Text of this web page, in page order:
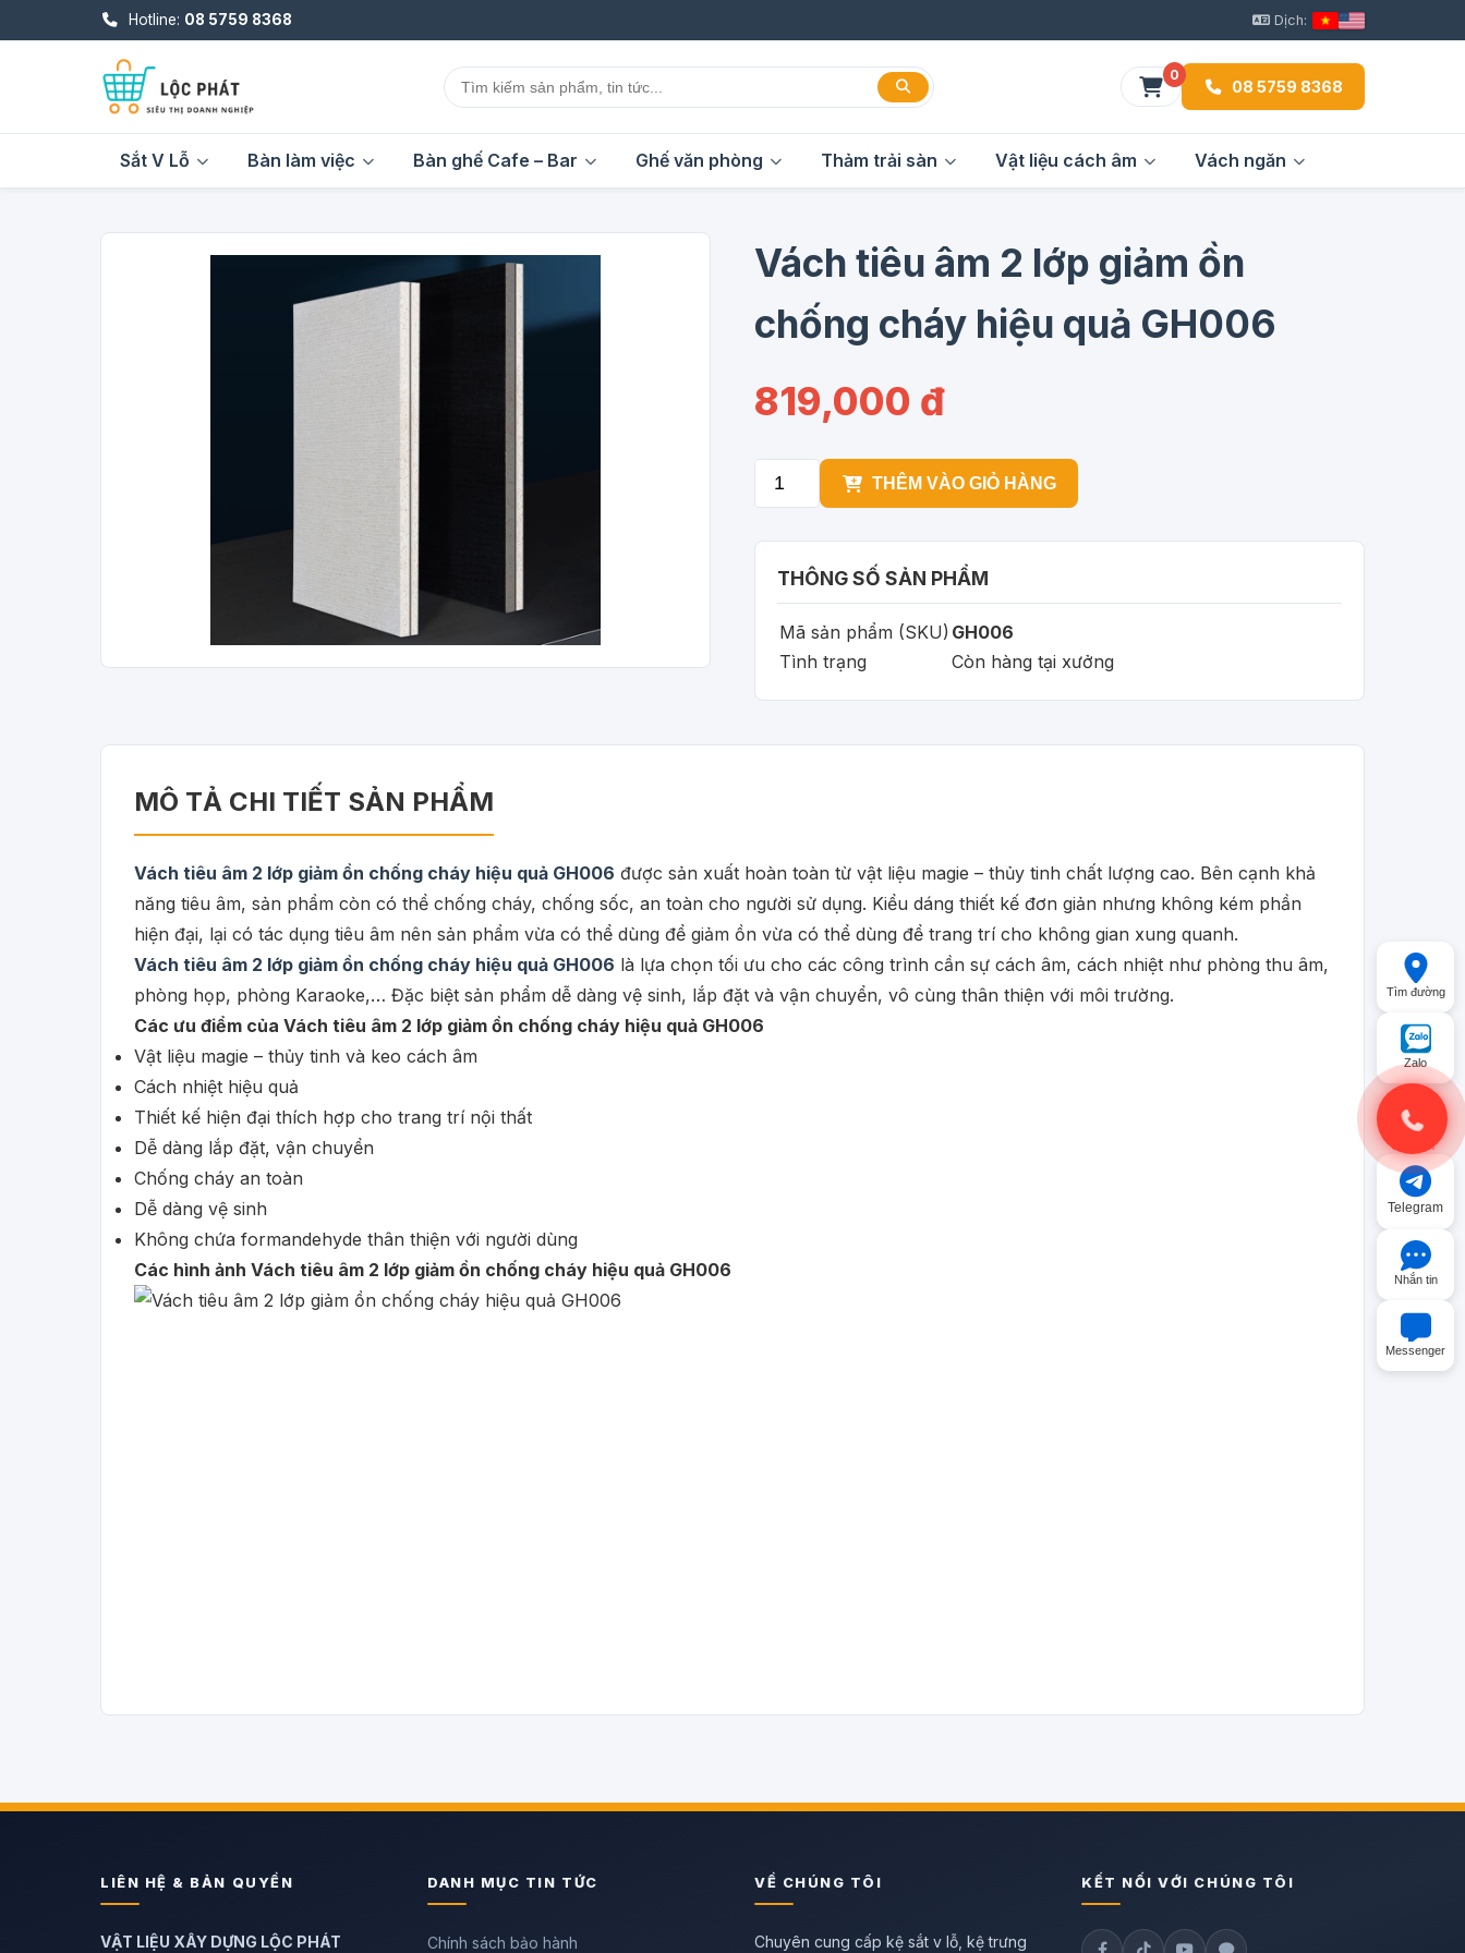
Hotline: 08 5759 8368 Dịch:
0
08 5759 8368
Sắt V Lỗ Bàn làm việc Bàn ghế Cafe – Bar Ghế văn phòng Thảm trải sàn Vật liệu cách âm Vách ngăn
Vách tiêu âm 2 lớp giảm ồn
chống cháy hiệu quả GH006
819,000 đ
THÊM VÀO GIỎ HÀNG
THÔNG SỐ SẢN PHẨM
Mã sản phẩm (SKU) GH006
Tình trạng
Còn hàng tại xưởng
MÔ TẢ CHI TIẾT SẢN PHẨM
Vách tiêu âm 2 lớp giảm ồn chống cháy hiệu quả GH006 được sản xuất hoàn toàn từ vật liệu magie – thủy tinh chất lượng cao. Bên cạnh khả
năng tiêu âm, sản phẩm còn có thể chống cháy, chống sốc, an toàn cho người sử dụng. Kiểu dáng thiết kế đơn giản nhưng không kém phần
hiện đại, lại có tác dụng tiêu âm nên sản phẩm vừa có thể dùng để giảm ồn vừa có thể dùng để trang trí cho không gian xung quanh.
Vách tiêu âm 2 lớp giảm ồn chống cháy hiệu quả GH006 là lựa chọn tối ưu cho các công trình cần sự cách âm, cách nhiệt như phòng thu âm,
phòng họp, phòng Karaoke,… Đặc biệt sản phẩm dễ dàng vệ sinh, lắp đặt và vận chuyển, vô cùng thân thiện với môi trường.
Các ưu điểm của Vách tiêu âm 2 lớp giảm ồn chống cháy hiệu quả GH006
Vật liệu magie – thủy tinh và keo cách âm
Cách nhiệt hiệu quả
Thiết kế hiện đại thích hợp cho trang trí nội thất
Dễ dàng lắp đặt, vận chuyển
Chống cháy an toàn
Dễ dàng vệ sinh
Không chứa formandehyde thân thiện với người dùng
Các hình ảnh Vách tiêu âm 2 lớp giảm ồn chống cháy hiệu quả GH006
LIÊN HỆ & BẢN QUYỀN
VẬT LIỆU XÂY DỰNG LỘC PHÁT
DANH MỤC TIN TỨC
Chính sách bảo hành
VỀ CHÚNG TÔI
Chuyên cung cấp kệ sắt v lỗ, kệ trưng
KẾT NỐI VỚI CHÚNG TÔI
Tìm đường
Zalo
Gọi điện
Telegram
Nhắn tin
Messenger